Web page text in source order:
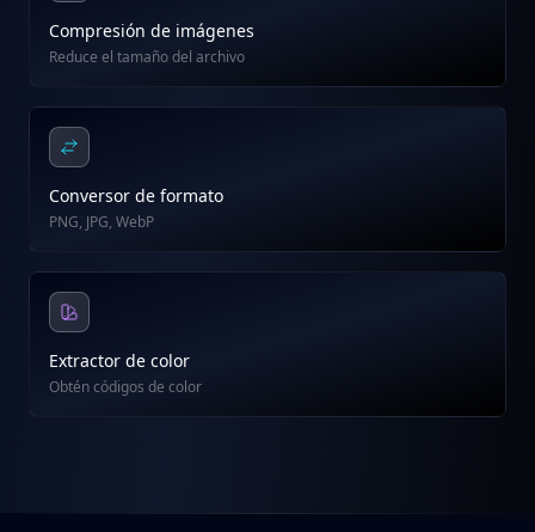
Compresión de imágenes
Reduce el tamaño del archivo
Conversor de formato
PNG, JPG, WebP
Extractor de color
Obtén códigos de color